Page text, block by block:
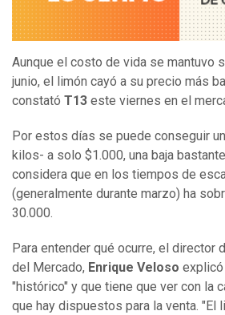
Aunque el costo de vida se mantuvo
junio, el limón cayó a su precio más
constató T13 este viernes en el
Por estos días se puede conseguir
kilos- a solo $1.000, una baja
considera que en los tiempos de
(generalmente durante marzo) ha
30.000.
Para entender qué ocurre, el director
del Mercado, Enrique Veloso
"histórico" y que tiene que ver con la
que hay dispuestos para la venta. "El